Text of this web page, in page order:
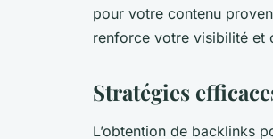
pour votre contenu
renforce votre visibilité et
Stratégies
L’obtention de backlinks